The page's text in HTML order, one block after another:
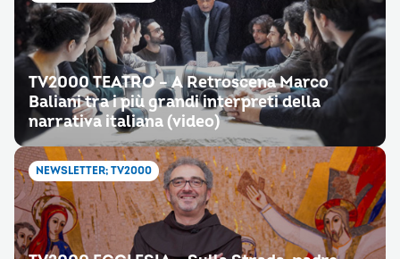
TV2000 TEATRO – A Retroscena Marco
Baliani tra i più grandi interpreti della
narrativa italiana (video)
NEWSLETTER; TV2000